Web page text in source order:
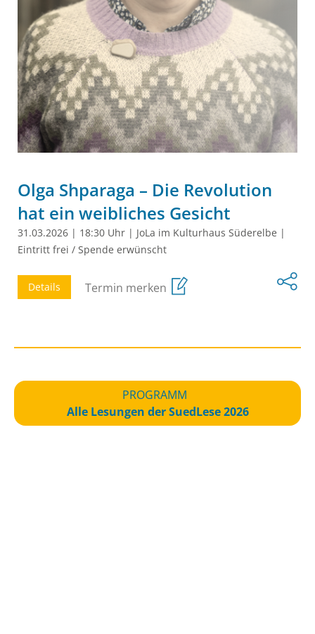
Olga Shparaga – Die Revolution
hat ein weibliches Gesicht
31.03.2026 | 18:30 Uhr | JoLa im Kulturhaus Süderelbe |
Eintritt frei / Spende erwünscht
Details Termin merken
PROGRAMM
Alle Lesungen der SuedLese 2026